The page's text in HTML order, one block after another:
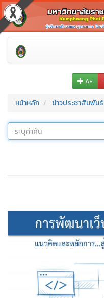
A+
หน้าหลัก ข่าวประชาสัมพันธ์